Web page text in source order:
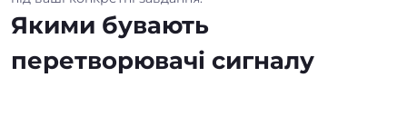
Якими бувають
перетворювачі сигналу